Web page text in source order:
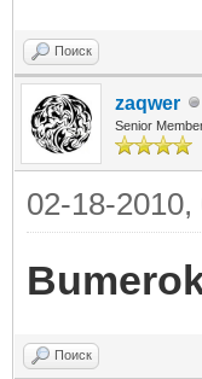
Поиск
zaqwer
Senior
02-18-2010,
Поиск